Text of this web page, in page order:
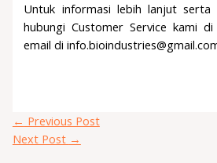
Untuk informasi lebih lanjut serta
hubungi Customer Service kami di
email di
← Previous Post
Next Post →